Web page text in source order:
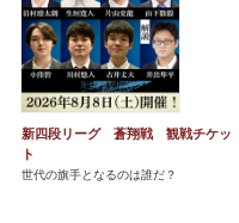
新四段リーグ 蒼翔戦 観戦チケッ
ト
世代の旗手となるのは誰だ？